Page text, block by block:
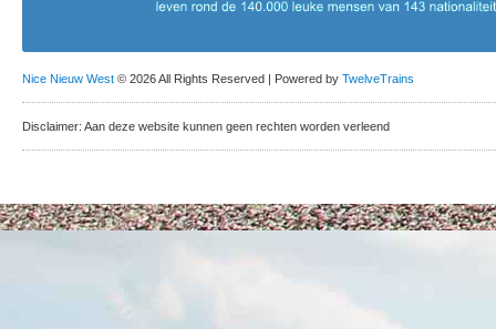
Nice Nieuw West © 2026 All Rights Reserved | Powered by TwelveTrains
Disclaimer: Aan deze website kunnen geen rechten worden verleend